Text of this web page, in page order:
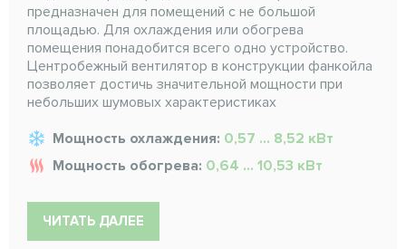
предназначен для помещений с не большой
площадью. Для охлаждения или обогрева
помещения понадобится всего одно устройство.
Центробежный вентилятор в конструкции фанкойла
позволяет достичь значительной мощности при
небольших шумовых характеристиках
Мощность охлаждения: 0,57 ... 8,52 кВт
Мощность обогрева: 0,64 ... 10,53 кВт
ЧИТАТЬ ДАЛЕЕ